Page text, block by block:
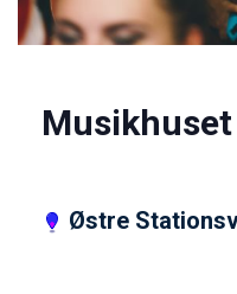
Østre